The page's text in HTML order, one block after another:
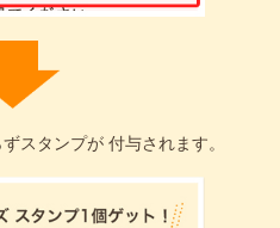
スタンプが 付与されます。